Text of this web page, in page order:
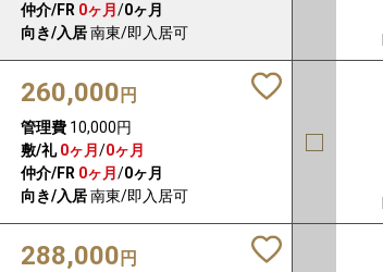
仲介/FR 0ヶ月 /0ヶ月
向き/入居南東/即入居可
260,000 円
管理費10,000円
敷/礼 0ヶ月 /0ヶ月
仲介/FR 0ヶ月 /0ヶ月
向き/入居南東/即入居可
288,000 円